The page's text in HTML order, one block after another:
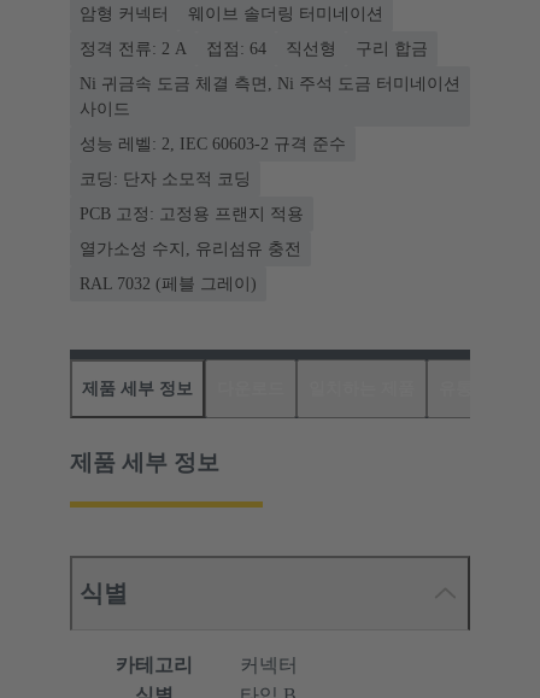
암형 커넥터
웨이브 솔더링 터미네이션
정격 전류: ‌2 A
접점: 64 직선형
구리 합금
Ni 귀금속 도금 체결 측면, Ni 주석 도금 터미네이션
사이드
성능 레벨: 2, IEC 60603-2 규격 준수
코딩: 단자 소모적 코딩
PCB 고정: 고정용 프랜지 적용
열가소성 수지, 유리섬유 충전
RAL 7032 (페블 그레이)
제품 세부 정보
제품 세부 정보
식별
카테고리
커넥터